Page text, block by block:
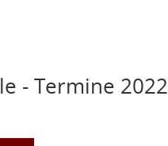
- Termine 2022